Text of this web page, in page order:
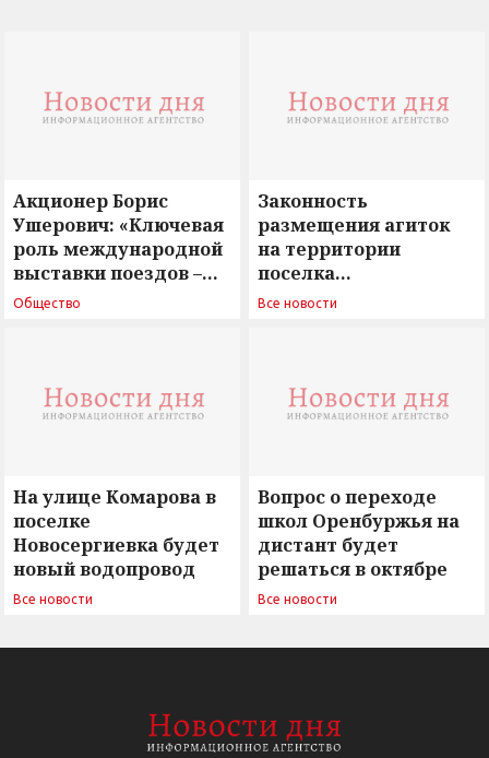
Акционер Борис
Ушерович: «Ключевая
роль международной
выставки поездов –
поиск ответов на
Общество
Законность
размещения агиток
на территории
поселка
Новосергиевка
Все новости
На улице Комарова в
поселке
Новосергиевка будет
новый водопровод
Все новости
Вопрос о переходе
школ Оренбуржья на
дистант будет
решаться в октябре
Все новости